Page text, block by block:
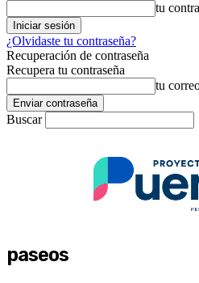
tu
¿Olvidaste tu contraseña?
Recuperación de contraseña
Recupera tu contraseña
tu
Buscar
paseos